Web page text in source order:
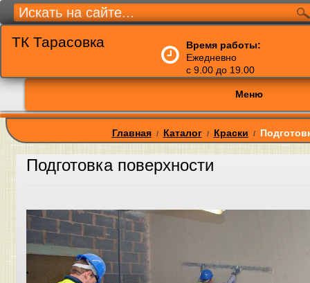
ТК Тарасовка
Время работы:
Ежедневно
с 9.00 до 19.00
Меню
Главная / Каталог / Краски /
Подготовка поверхности